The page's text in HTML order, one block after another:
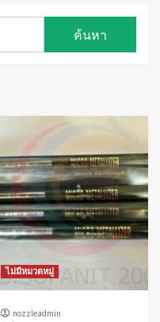
ไม่มีหมวดหมู่
nozzleadmin